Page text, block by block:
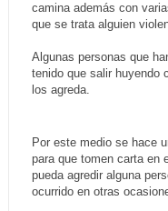
camina además con
que se trata alguien
Algunas personas que
tenido que salir huyendo
los agreda.
Por este medio se hace
para que tomen carta en
pueda agredir alguna
ocurrido en otras